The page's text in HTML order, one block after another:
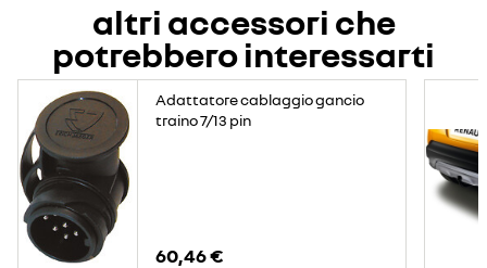
altri accessori che
potrebbero interessarti
Adattatore cablaggio gancio
traino 7/13 pin
60,46 €